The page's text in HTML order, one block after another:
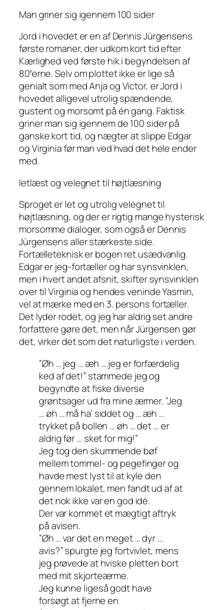
Man griner sig igennem 100 sider
Jord i hovedet er en af Dennis Jürgensens
første romaner, der udkom kort tid efter
Kærlighed ved første hik i begyndelsen af
80′erne. Selv om plottet ikke er lige så
genialt som med Anja og Victor, er Jord i
hovedet alligevel utrolig spændende,
gustent og morsomt på én gang. Faktisk
griner man sig igennem de 100 sider på
ganske kort tid, og nægter at slippe Edgar
og Virginia før man ved hvad det hele ender
med.
letlæst og velegnet til højtlæsning
Sproget er let og utrolig velegnet til
højtlæsning, og der er rigtig mange hysterisk
morsomme dialoger, som også er Dennis
Jürgensens aller stærkeste side.
Fortælleteknisk er bogen ret usædvanlig.
Edgar er jeg-fortæller og har synsvinklen,
men i hvert andet afsnit, skifter synsvinklen
over til Virginia og hendes veninde Yasmin,
vel at mærke med en 3. persons fortæller.
Det lyder rodet, og jeg har aldrig set andre
forfattere gøre det, men når Jürgensen gør
det, virker det som det naturligste i verden.
”Øh … jeg … æh … jeg er forfærdelig
ked af det!” stammede jeg og
begyndte at fiske diverse
grøntsager ud fra mine ærmer. ”Jeg
… øh … må ha’ siddet og … æh …
trykket på bollen … øh … det … er
aldrig før … sket for mig!”
Jeg tog den skummende bøf
mellem tommel- og pegefinger og
havde mest lyst til at kyle den
gennem lokalet, men fandt ud af at
det nok ikke var en god idé.
Der var kommet et mægtigt aftryk
på avisen.
”Øh … var det en meget … dyr …
avis?” spurgte jeg fortvivlet, mens
jeg prøvede at hviske pletten bort
med mit skjorteærme.
Jeg kunne ligeså godt have
forsøgt at fjerne en